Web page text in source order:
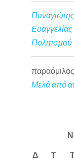
Πολιτισμού
παραόμιλος
Μελά από
Δ Τ